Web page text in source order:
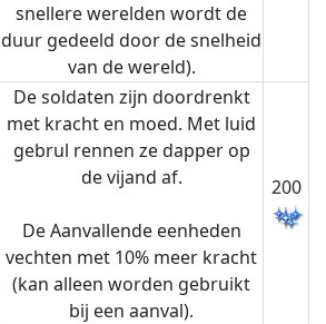
snellere werelden wordt de
duur gedeeld door de snelheid
van de wereld).
De soldaten zijn doordrenkt
met kracht en moed. Met luid
gebrul rennen ze dapper op
de vijand af.
De Aanvallende eenheden
vechten met 10% meer kracht
(kan alleen worden gebruikt
bij een aanval).
200